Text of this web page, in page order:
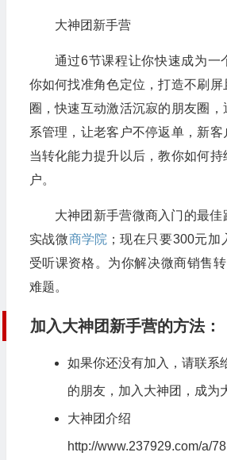
大神团新手营
通过6节课程让你快速成为一
你如何找准角色定位，打造不刷
圈，快速互动激活沉寂的朋友圈
系管理，让老客户不停返单，新客
当转化能力提升以后，教你如何
户。
大神团新手营微商入门的最
实战微商学院 ；现在只要300元
受听课资格。为你解决微商销售
难题。
加入大神团新手营的方法：
如果你还没有加入，请联系
的朋友，加入大神团，成为
大神团介绍
http://www.237929.com/a/